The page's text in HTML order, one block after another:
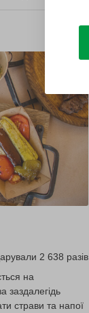
2 638 разів
на
заздалегідь
страви та напої